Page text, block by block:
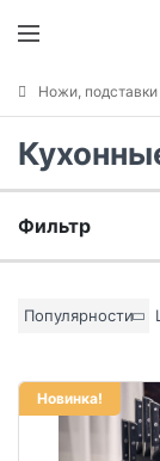
Ножи,
Фильтр
Популярности
Новинка!